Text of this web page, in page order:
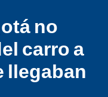
no
carro a
llegaban